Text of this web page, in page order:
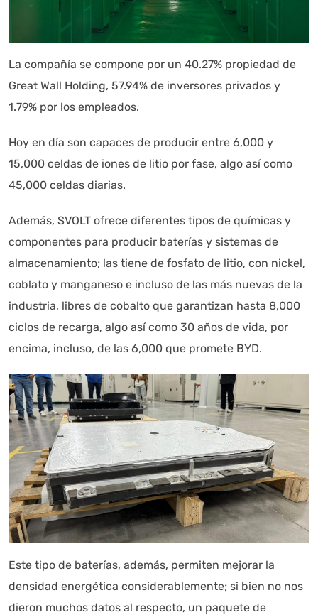
La compañía se compone por un 40.27% propiedad de
Great Wall Holding, 57.94% de inversores privados y
1.79% por los empleados.
Hoy en día son capaces de producir entre 6,000 y
15,000 celdas de iones de litio por fase, algo así como
45,000 celdas diarias.
Además, SVOLT ofrece diferentes tipos de químicas y
componentes para producir baterías y sistemas de
almacenamiento; las tiene de fosfato de litio, con nickel,
coblato y manganeso e incluso de las más nuevas de la
industria, libres de cobalto que garantizan hasta 8,000
ciclos de recarga, algo así como 30 años de vida, por
encima, incluso, de las 6,000 que promete BYD.
Este tipo de baterías, además, permiten mejorar la
densidad energética considerablemente; si bien no nos
dieron muchos datos al respecto, un paquete de